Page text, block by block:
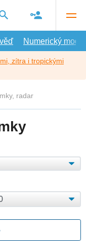
Numerický model
zítra i tropickými
radar